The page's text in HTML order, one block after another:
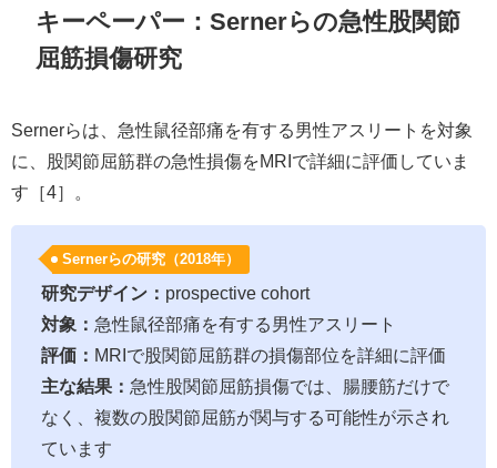
キーペーパー：Sernerらの急性股関節
屈筋損傷研究
Sernerらは、急性鼠径部痛を有する男性アスリートを対象
に、股関節屈筋群の急性損傷をMRIで詳細に評価していま
す［4］。
Sernerらの研究（2018年）
研究デザイン： prospective cohort
対象： 急性鼠径部痛を有する男性アスリート
評価： MRIで股関節屈筋群の損傷部位を詳細に評価
主な結果： 急性股関節屈筋損傷では、腸腰筋だけで
なく、複数の股関節屈筋が関与する可能性が示され
ています